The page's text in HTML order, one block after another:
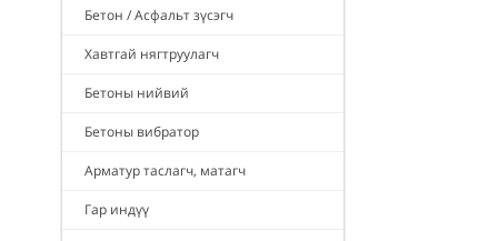
Бетон / Асфальт зүсэгч
Хавтгай нягтруулагч
Бетоны нийвий
Бетоны вибратор
Арматур таслагч, матагч
Гар индүү